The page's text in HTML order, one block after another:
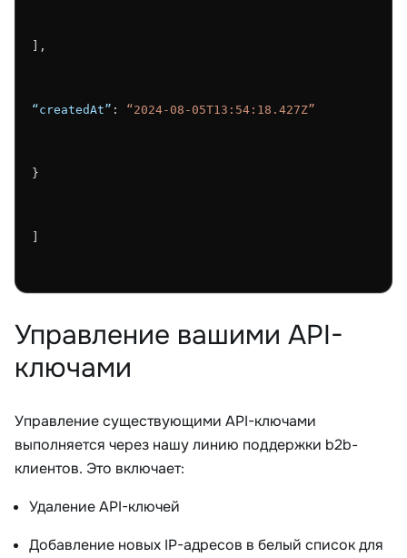
],
“createdAt” : “2024-08-05T13:54:18.427Z”
}
Управление вашими API-
ключами
Управление существующими API-ключами
выполняется через нашу линию поддержки b2b-
клиентов. Это включает:
Удаление API-ключей
Добавление новых IP-адресов в белый список для